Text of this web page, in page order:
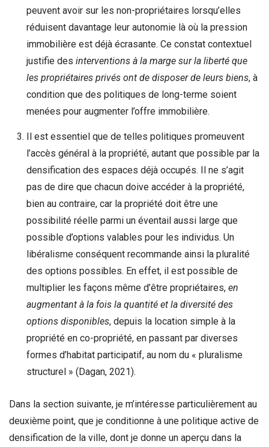
peuvent avoir sur les non-propriétaires lorsqu’elles
réduisent davantage leur autonomie là où la pression
immobilière est déjà écrasante. Ce constat contextuel
justifie des interventions à la marge sur la liberté que
les propriétaires privés ont de disposer de leurs biens, à
condition que des politiques de long-terme soient
menées pour augmenter l’offre immobilière.
Il est essentiel que de telles politiques promeuvent
l’accès général à la propriété, autant que possible par la
densification des espaces déjà occupés. Il ne s’agit
pas de dire que chacun doive accéder à la propriété,
bien au contraire, car la propriété doit être une
possibilité réelle parmi un éventail aussi large que
possible d’options valables pour les individus. Un
libéralisme conséquent recommande ainsi la pluralité
des options possibles. En effet, il est possible de
multiplier les façons même d’être propriétaires, en
augmentant à la fois la quantité et la diversité des
options disponibles, depuis la location simple à la
propriété en co-propriété, en passant par diverses
formes d’habitat participatif, au nom du « pluralisme
structurel » (Dagan, 2021).
Dans la section suivante, je m’intéresse particulièrement au
deuxième point, que je conditionne à une politique active de
densification de la ville, dont je donne un aperçu dans la